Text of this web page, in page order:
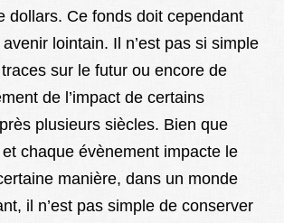
dollars. Ce fonds doit cependant
lointain. Il n’est pas si simple
sur le futur ou encore de
de l’impact de certains
plusieurs siècles. Bien que
chaque évènement impacte le
manière, dans un monde
il n’est pas simple de conserver